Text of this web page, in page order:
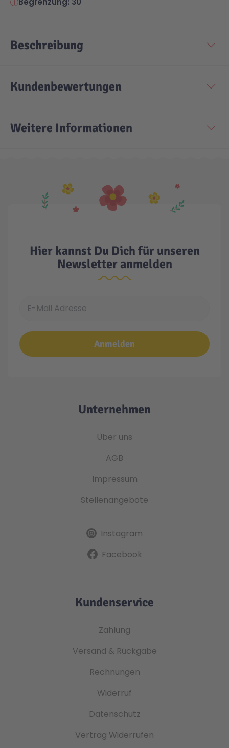
Beschreibung
Kundenbewertungen
Weitere Informationen
Hier kannst Du Dich für unseren
Newsletter anmelden
Anmelden
Unternehmen
Über uns
AGB
Impressum
Stellenangebote
Instagram
Facebook
Kundenservice
Zahlung
Versand & Rückgabe
Rechnungen
Widerruf
Datenschutz
Vertrag Widerrufen